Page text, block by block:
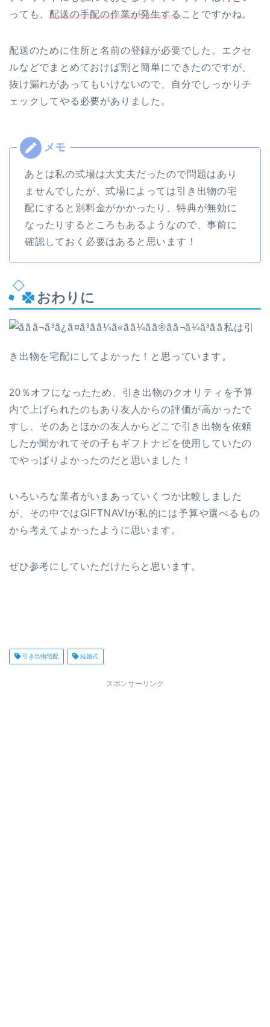
っても、配送の手配の作業が発生することですかね。
配送のために住所と名前の登録が必要でした。エクセ
ルなどでまとめておけば割と簡単にできたのですが、
抜け漏れがあってもいけないので、自分でしっかりチ
ェックしてやる必要がありました。
あとは私の式場は大丈夫だったので問題はあり
ませんでしたが、式場によっては引き出物の宅
配にすると別料金がかかったり、特典が無効に
なったりするところもあるようなので、事前に
確認しておく必要はあると思います！
おわりに
私は引
き出物を宅配にしてよかった！と思っています。
20％オフになったため、引き出物のクオリティを予算
内で上げられたのもあり友人からの評価が高かったで
すし、そのあとほかの友人からどこで引き出物を依頼
したか聞かれてその子もギフトナビを使用していたの
でやっぱりよかったのだと思いました！
いろいろな業者がいまあっていくつか比較しました
が、その中ではGIFTNAVIが私的には予算や選べるもの
から考えてよかったように思います。
ぜひ参考にしていただけたらと思います。
引き出物宅配 結婚式
スポンサーリンク